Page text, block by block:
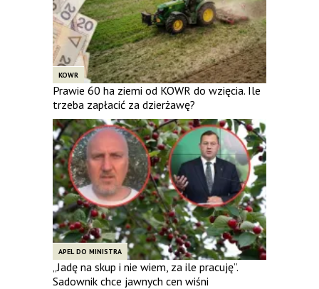
KOWR
Prawie 60 ha ziemi od KOWR do wzięcia. Ile
trzeba zapłacić za dzierżawę?
APEL DO MINISTRA
„Jadę na skup i nie wiem, za ile pracuję”.
Sadownik chce jawnych cen wiśni